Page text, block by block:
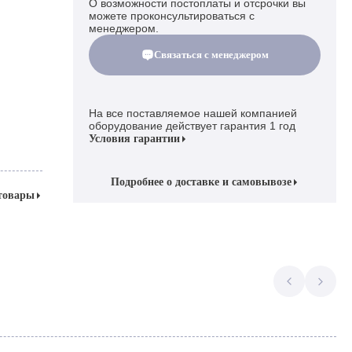
О возможности постоплаты и отсрочки вы
можете проконсультироваться с
менеджером.
Связаться с менеджером
На все поставляемое нашей компанией
оборудование действует гарантия 1 год
Условия гарантии
Подробнее о доставке и самовывозе